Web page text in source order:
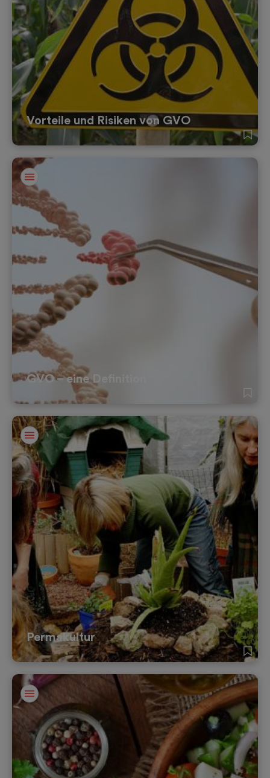
Vorteile und Risiken von GVO
GVO – eine Definition
Permakultur